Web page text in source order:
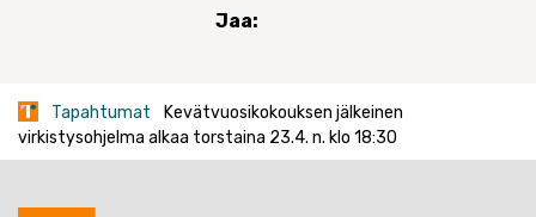
Jaa:
Tapahtumat
Kevätvuosikokouksen jälkeinen
virkistysohjelma alkaa torstaina 23.4. n. klo 18:30